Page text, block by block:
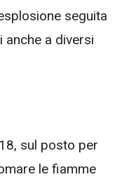
seguita
anche a diversi
sul posto per
le fiamme